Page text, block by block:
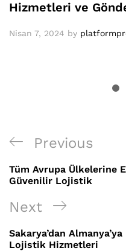
Hizmetleri ve
Nisan 7, 2024 by
Yazı
gezinmesi
Previous
Post
Previous
Tüm Avrupa Ülkelerine
Güvenilir Lojistik
Next
Post
Next
Sakarya’dan
Lojistik Hizmetleri